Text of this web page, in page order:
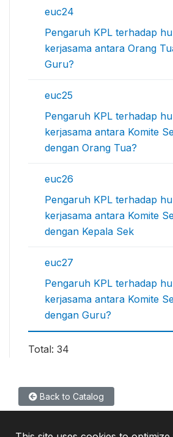
euc24
Pengaruh KPL terhadap
kerjasama antara Orang
Guru?
euc25
Pengaruh KPL terhadap
kerjasama antara Komite
dengan Orang Tua?
euc26
Pengaruh KPL terhadap
kerjasama antara Komite
dengan Kepala Sek
euc27
Pengaruh KPL terhadap
kerjasama antara Komite
dengan Guru?
Total: 34
Back to Catalog